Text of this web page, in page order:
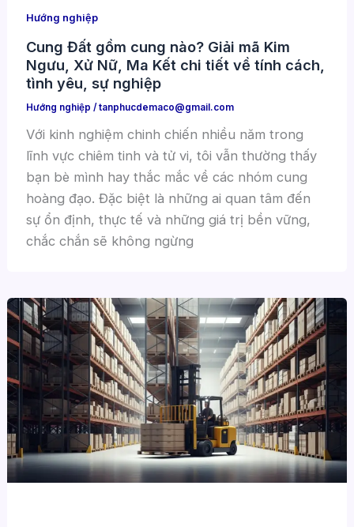
Hướng nghiệp
Cung Đất gồm cung nào? Giải mã Kim
Ngưu, Xử Nữ, Ma Kết chi tiết về tính cách,
tình yêu, sự nghiệp
Hướng nghiệp /tanphucdemaco@gmail.com
Với kinh nghiệm chinh chiến nhiều năm trong
lĩnh vực chiêm tinh và tử vi, tôi vẫn thường thấy
bạn bè mình hay thắc mắc về các nhóm cung
hoàng đạo. Đặc biệt là những ai quan tâm đến
sự ổn định, thực tế và những giá trị bền vững,
chắc chắn sẽ không ngừng